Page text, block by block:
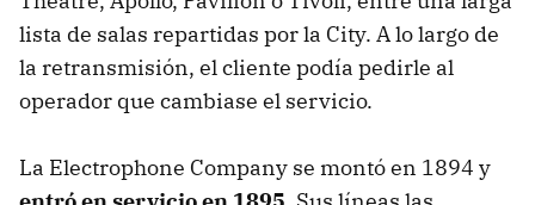
lista de salas repartidas por la City. A lo largo de
la retransmisión, el cliente podía pedirle al
operador que cambiase el servicio.
La Electrophone Company se montó en 1894 y